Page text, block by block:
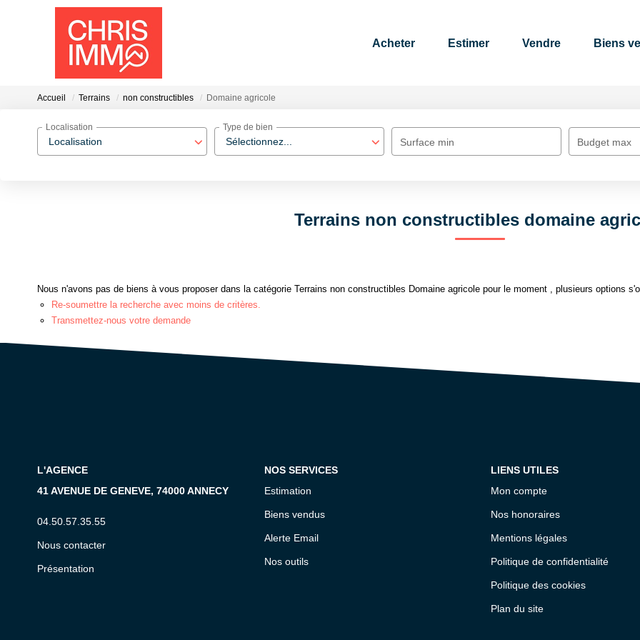
Acheter Estimer Vendre Biens
Accueil Terrains non constructibles Domaine agricole
Localisation
Localisation
Sélectionnez...
Type de bien
Surface min Budget max
Terrains non constructibles domaine
Nous n'avons pas de biens à vous proposer dans la catégorie Terrains non constructibles Domaine agricole pour le moment , plusieurs options
Re-soumettre la recherche avec moins de critères.
Transmettez-nous votre demande
L'AGENCE
41 AVENUE DE GENEVE, 74000 ANNECY
04.50.57.35.55
Nous contacter
Présentation
NOS SERVICES
Estimation
Biens vendus
Alerte Email
Nos outils
LIENS UTILES
Mon compte
Nos honoraires
Mentions légales
Politique de confidentialité
Politique des cookies
Plan du site